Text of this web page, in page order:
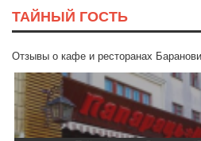
ТАЙНЫЙ ГОСТЬ
Отзывы о кафе и ресторанах